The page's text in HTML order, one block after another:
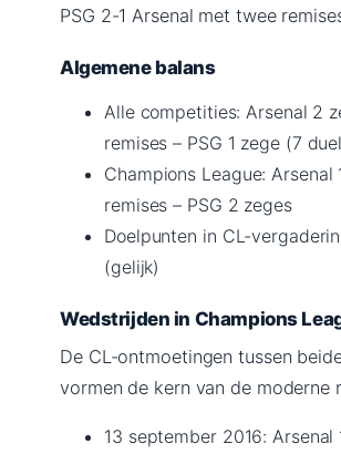
PSG 2-1 Arsenal met twee
Algemene balans
Alle competities: Arsenal 2
remises – PSG 1 zege (7
Champions League: Arsenal
remises – PSG 2 zeges
Doelpunten in CL-
(gelijk)
Wedstrijden in Champions
De CL-ontmoetingen tussen
vormen de kern van de moderne
13 september 2016: Arsenal